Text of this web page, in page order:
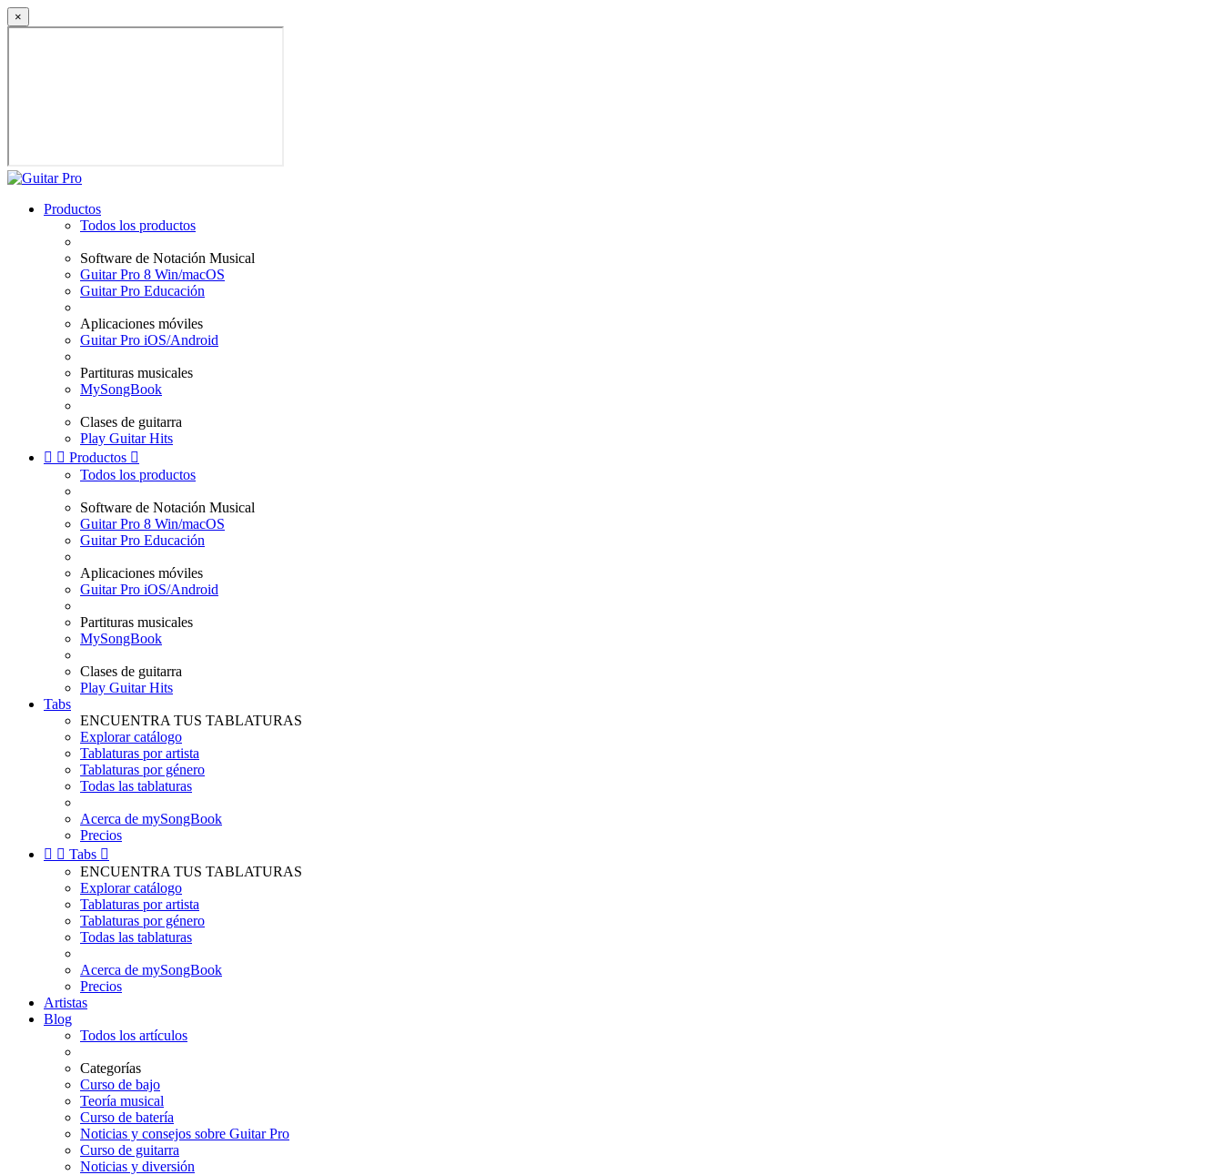
×
Productos
Todos los productos
Software de Notación Musical
Guitar Pro 8 Win/macOS
Guitar Pro Educación
Aplicaciones móviles
Guitar Pro iOS/Android
Partituras musicales
MySongBook
Clases de guitarra
Play Guitar Hits
  Productos 
Todos los productos
Software de Notación Musical
Guitar Pro 8 Win/macOS
Guitar Pro Educación
Aplicaciones móviles
Guitar Pro iOS/Android
Partituras musicales
MySongBook
Clases de guitarra
Play Guitar Hits
Tabs
ENCUENTRA TUS TABLATURAS
Explorar catálogo
Tablaturas por artista
Tablaturas por género
Todas las tablaturas
Acerca de mySongBook
Precios
  Tabs 
ENCUENTRA TUS TABLATURAS
Explorar catálogo
Tablaturas por artista
Tablaturas por género
Todas las tablaturas
Acerca de mySongBook
Precios
Artistas
Blog
Todos los artículos
Categorías
Curso de bajo
Teoría musical
Curso de batería
Noticias y consejos sobre Guitar Pro
Curso de guitarra
Noticias y diversión